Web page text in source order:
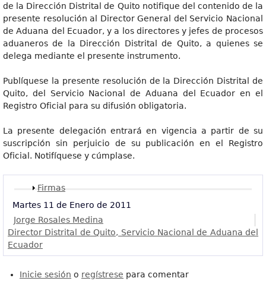
de la Dirección Distrital de Quito notifique del contenido de la
presente resolución al Director General del Servicio Nacional
de Aduana del Ecuador, y a los directores y jefes de procesos
aduaneros de la Dirección Distrital de Quito, a quienes se
delega mediante el presente instrumento.
Publíquese la presente resolución de la Dirección Distrital de
Quito, del Servicio Nacional de Aduana del Ecuador en el
Registro Oficial para su difusión obligatoria.
La presente delegación entrará en vigencia a partir de su
suscripción sin perjuicio de su publicación en el Registro
Oficial. Notifíquese y cúmplase.
Mostrar
Firmas
Martes 11 de Enero de 2011
Jorge Rosales Medina
Director Distrital de Quito, Servicio Nacional de Aduana del
Ecuador
Inicie sesión o regístrese para comentar